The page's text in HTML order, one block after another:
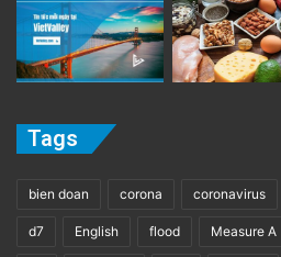
Tags
bien doan corona coronavirus
d7 English flood Measure A